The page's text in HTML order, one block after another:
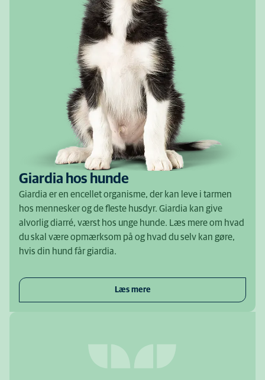
Giardia hos hunde
Giardia er en encellet organisme, der kan leve i tarmen
hos mennesker og de fleste husdyr. Giardia kan give
alvorlig diarré, værst hos unge hunde. Læs mere om hvad
du skal være opmærksom på og hvad du selv kan gøre,
hvis din hund får giardia.
Læs mere